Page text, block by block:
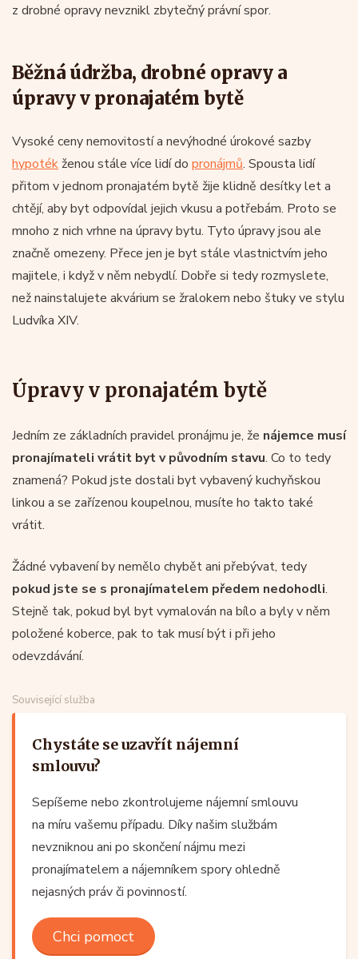
z drobné opravy nevznikl zbytečný právní spor.
Běžná údržba, drobné opravy a
úpravy v pronajatém bytě
Vysoké ceny nemovitostí a nevýhodné úrokové sazby
hypoték ženou stále více lidí do pronájmů. Spousta lidí
přitom v jednom pronajatém bytě žije klidně desítky let a
chtějí, aby byt odpovídal jejich vkusu a potřebám. Proto se
mnoho z nich vrhne na úpravy bytu. Tyto úpravy jsou ale
značně omezeny. Přece jen je byt stále vlastnictvím jeho
majitele, i když v něm nebydlí. Dobře si tedy rozmyslete,
než nainstalujete akvárium se žralokem nebo štuky ve stylu
Ludvíka XIV.
Úpravy v pronajatém bytě
Jedním ze základních pravidel pronájmu je, že nájemce musí
pronajímateli vrátit byt v původním stavu. Co to tedy
znamená? Pokud jste dostali byt vybavený kuchyňskou
linkou a se zařízenou koupelnou, musíte ho takto také
vrátit.
Žádné vybavení by nemělo chybět ani přebývat, tedy
pokud jste se s pronajímatelem předem nedohodli.
Stejně tak, pokud byl byt vymalován na bílo a byly v něm
položené koberce, pak to tak musí být i při jeho
odevzdávání.
Související služba
Chystáte se uzavřít nájemní
smlouvu?
Sepíšeme nebo zkontrolujeme nájemní smlouvu
na míru vašemu případu. Díky našim službám
nevzniknou ani po skončení nájmu mezi
pronajímatelem a nájemníkem spory ohledně
nejasných práv či povinností.
Chci pomoct